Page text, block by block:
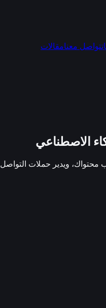
تواصل معنامقالات
الاصطناعي
محتواك، ويدير حملات